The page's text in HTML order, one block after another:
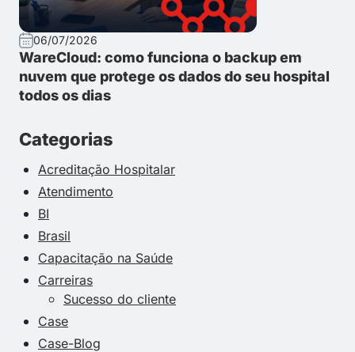
06/07/2026
WareCloud: como funciona o backup em
nuvem que protege os dados do seu hospital
todos os dias
Categorias
Acreditação Hospitalar
Atendimento
BI
Brasil
Capacitação na Saúde
Carreiras
Sucesso do cliente
Case
Case-Blog